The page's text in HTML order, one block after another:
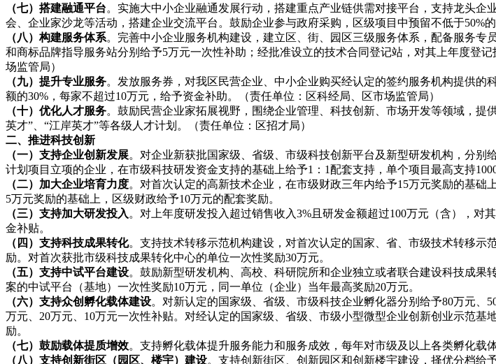
（七）搭建融通平台。实施大中小企业融通发展行动，搭建重点产业链供需对接平台，支持龙头
会、企业家沙龙等活动，搭建企业交流平台。鼓励企业参与政府采购，区级项目中预留不低于50%
（八）构建服务体系。完善中小企业服务机构建设，建立区、街、园区三级服务体系，配备服务
和商标品牌指导服务站分别给予5万元一次性补助；经批准设立的技术合同登记站，对其上年度登
场监管局）
（九）提升专业服务。发放服务券，对我区民营企业、中小企业购买经认定的签约服务机构提供
额的30%，每家不超过10万元，给予资金补助。（责任单位：区科经局、区市场监管局）
（十）优化人才服务。鼓励民营企业家拓展视野，围绕企业管理、科技创新、市场开发等领域，
英才”、“江岸英才”等各级人才计划。（责任单位：区招才局）
二、推进科技创新
（一）支持企业创新发展。对企业新获批国家级、省级、市级科技创新平台及新型研发机构，分别
计划项目立项的企业，在市级科技研发资金支持的基础上给予1：1配套支持，单个项目最高支持
（二）加大企业培育力度。对首次认定的高新技术企业，在市级财政三年内给予15万元奖励的基础
5万元奖励的基础上，区级财政给予10万元的配套奖励。
（三）支持加大研发投入 。对上年度研发投入超过销售收入3%且研发金额超过100万元（含），对
金补贴。
（四）支持科技成果转化。支持技术转移示范机构建设，对首次认定的国家、省、市级技术转移示
励。对首次获批市级科技成果转化中心的单位一次性奖励30万元。
（五）支持中试平台建设。鼓励新型研发机构、高校、科研院所和企业独立或者联合建设科技成
案的中试平台（基地）一次性奖励10万元，同一单位（企业）当年最高奖励20万元。
（六）支持众创孵化载体建设。对新认定的国家级、省级、市级科技企业孵化器分别给予80万元、
万元、20万元、10万元一次性补贴。对经认定的国家级、省级、市级小型微型企业创新创业示范
励。
（七）鼓励载体提质增效。支持孵化载体提升服务能力和服务成效，每年对市级及以上各类孵化载
（八）支持创新街区（园区、楼宇）建设。支持创新街区、创新园区和创新楼宇建设，择优分档给